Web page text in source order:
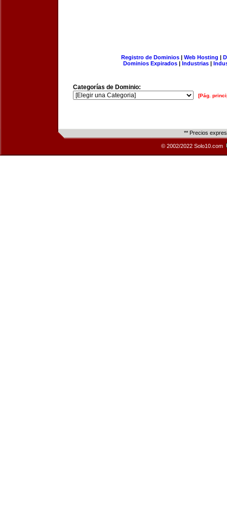
Registro de Dominios| Web Hosting |
Dominios Expirados | Industrias |
Categorías de Dominio:
[Pág.
** Precios
© 2002/2022 Solo10.com